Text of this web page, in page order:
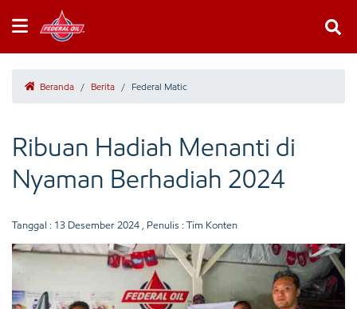
Beranda / Berita / Federal Matic
Ribuan Hadiah Menanti di
Nyaman Berhadiah 2024
Tanggal : 13 Desember 2024 , Penulis : Tim Konten